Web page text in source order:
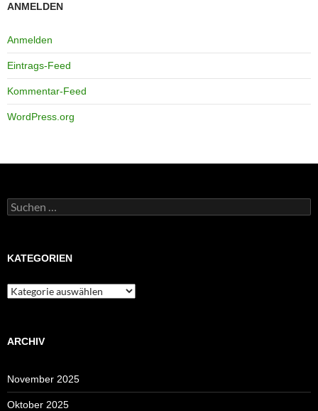
ANMELDEN
Anmelden
Eintrags-Feed
Kommentar-Feed
WordPress.org
Suchen
nach:
KATEGORIEN
Kategorien
ARCHIV
November 2025
Oktober 2025